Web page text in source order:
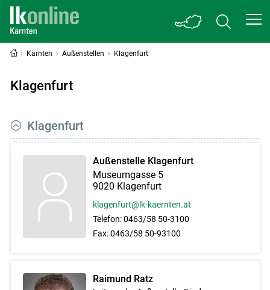
Kärnten Außenstellen Klagenfurt
Klagenfurt
Klagenfurt
Außenstelle Klagenfurt
Museumgasse 5
9020 Klagenfurt
klagenfurt@lk-kaernten.at
Telefon:0463/58 50-3100
Fax:0463/58 50-93100
Raimund Ratz